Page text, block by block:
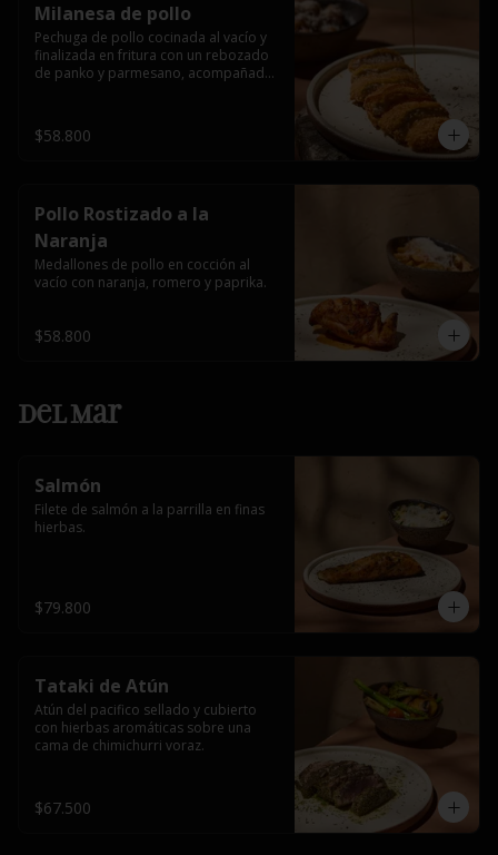
Milanesa de pollo
Pechuga de pollo cocinada al vacío y
finalizada en fritura con un rebozado
de panko y parmesano, acompañada
$58.800
Pollo Rostizado a la
Naranja
Medallones de pollo en cocción al
vacío con naranja, romero y paprika.
$58.800
Del Mar
Salmón
Filete de salmón a la parrilla en finas
hierbas.
$79.800
Tataki de Atún
Atún del pacifico sellado y cubierto
con hierbas aromáticas sobre una
cama de chimichurri voraz.
$67.500